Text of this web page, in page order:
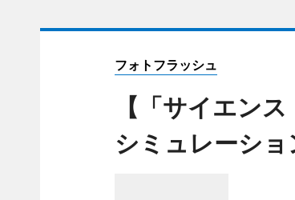
フォトフラッシュ
【「サイエン
シミュレーショ